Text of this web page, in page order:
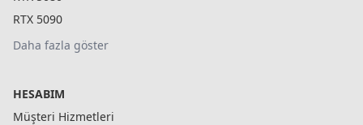
RTX 5090
Daha fazla göster
HESABIM
Müşteri Hizmetleri